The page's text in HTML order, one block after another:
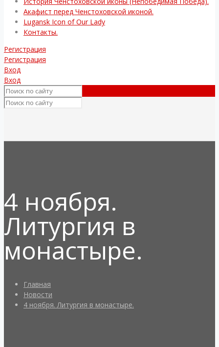
Акафист перед Ченстоховской иконой.
Lugansk Icon of Our Lady
Контакты.
Регистрация
Регистрация
Вход
Вход
4 ноября.
Литургия в
монастыре.
Главная
Новости
4 ноября. Литургия в монастыре.